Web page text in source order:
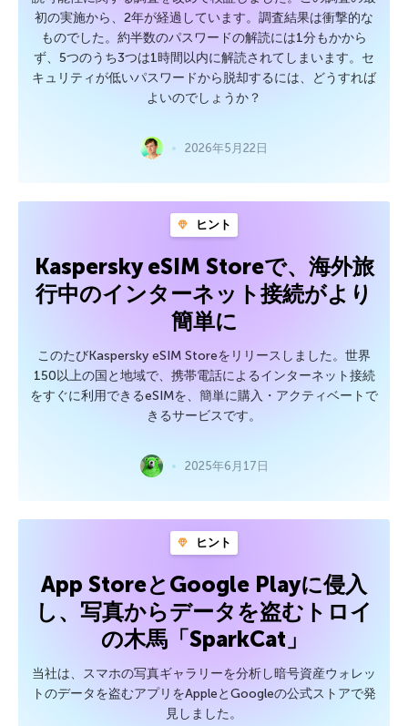
初の実施から、2年が経過しています。調査結果は衝撃的な
ものでした。約半数のパスワードの解読には1分もかから
ず、5つのうち3つは1時間以内に解読されてしまいます。セ
キュリティが低いパスワードから脱却するには、どうすれば
よいのでしょうか？
2026年5月22日
ヒント
Kaspersky eSIM Storeで、海外旅
行中のインターネット接続がより
簡単に
このたびKaspersky eSIM Storeをリリースしました。世界
150以上の国と地域で、携帯電話によるインターネット接続
をすぐに利用できるeSIMを、簡単に購入・アクティベートで
きるサービスです。
2025年6月17日
ヒント
App StoreとGoogle Playに侵入
し、写真からデータを盗むトロイ
の木馬「SparkCat」
当社は、スマホの写真ギャラリーを分析し暗号資産ウォレッ
トのデータを盗むアプリをAppleとGoogleの公式ストアで発
見しました。